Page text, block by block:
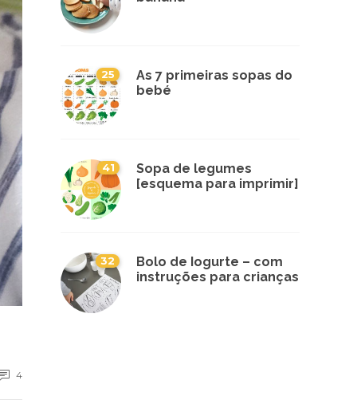
4
25
As 7 primeiras sopas do
bebé
41
Sopa de legumes
[esquema para imprimir]
32
Bolo de Iogurte – com
instruções para crianças